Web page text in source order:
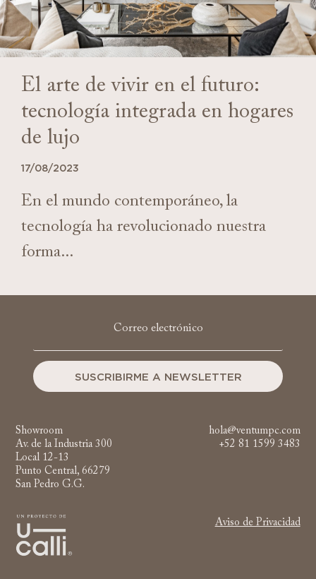
El arte de vivir en el futuro:
tecnología integrada en hogares
de lujo
17/08/2023
En el mundo contemporáneo, la
tecnología ha revolucionado nuestra
forma...
SUSCRIBIRME A NEWSLETTER
Showroom
Av. de la Industria 300
Local 12-13
Punto Central, 66279
San Pedro G.G.
hola@ventumpc.com
+52 81 1599 3483
Aviso de Privacidad